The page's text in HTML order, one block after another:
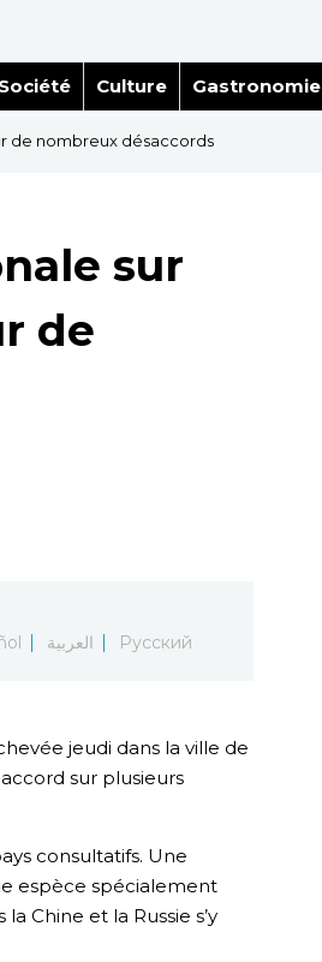
Société Culture Gastronomie
de nombreux désaccords
sur
de
العربية Русский
jeudi dans la ville de
sur plusieurs
consultatifs. Une
espèce spécialement
Chine et la Russie s’y